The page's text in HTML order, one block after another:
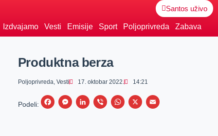
Santos uživo
Izdvajamo Vesti Emisije Sport Poljoprivreda Zabava
Produktna berza
Poljoprivreda, Vesti 17. oktobar 2022. 14:21
Podeli:
F
M
L
V
W
X
E